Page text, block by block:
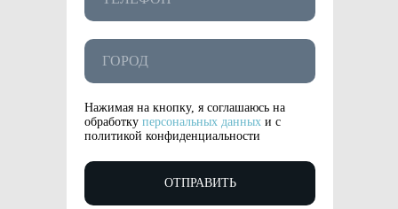
Нажимая на кнопку, я соглашаюсь на
обработку персональных данных и с
политикой конфиденциальности
ОТПРАВИТЬ